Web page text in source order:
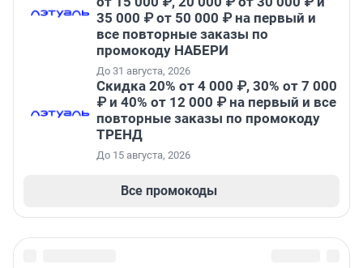
35 000 ₽ от 50 000 ₽ на первый и
все повторные заказы по
промокоду НАБЕРИ
До 31 августа, 2026
Скидка 20% от 4 000 ₽, 30% от 7 000
₽ и 40% от 12 000 ₽ на первый и все
повторные заказы по промокоду
ТРЕНД
До 15 августа, 2026
Все промокоды